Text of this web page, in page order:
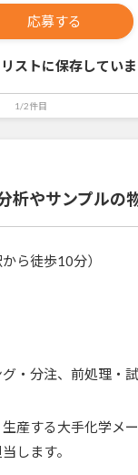
応募する
ストに保存してい
1/2件目
析やサンプルの
ら徒歩10分）
・分注、前処理・
産する大手化学メ
します。